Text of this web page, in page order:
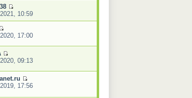
10:59
17:00
09:13
17:56